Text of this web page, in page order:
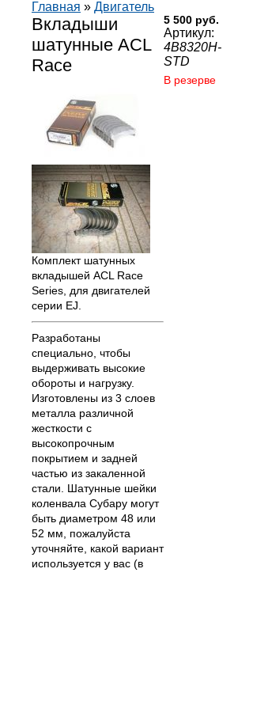
Главная » Двигатель
Вкладыши
шатунные ACL
Race
Комплект шатунных
вкладышей ACL Race
Series, для двигателей
серии EJ.
Разработаны
специально, чтобы
выдерживать высокие
обороты и нагрузку.
Изготовлены из 3 слоев
металла различной
жесткости с
высокопрочным
покрытием и задней
частью из закаленной
стали. Шатунные шейки
коленвала Субару могут
быть диаметром 48 или
52 мм, пожалуйста
уточняйте, какой вариант
используется у вас (в
5 500 руб.
Артикул:
4B8320H-
STD
В резерве